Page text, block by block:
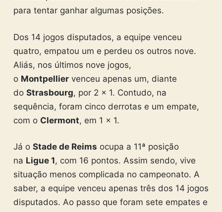
para tentar ganhar algumas posições.
Dos 14 jogos disputados, a equipe venceu
quatro, empatou um e perdeu os outros nove.
Aliás, nos últimos nove jogos,
o Montpelliervenceu apenas um, diante
do Strasbourg, por 2 x 1. Contudo, na
sequência, foram cinco derrotas e um empate,
com o Clermont, em 1 x 1.
Já o Stade de Reims ocupa a 11ª posição
na Ligue 1, com 16 pontos. Assim sendo, vive
situação menos complicada no campeonato. A
saber, a equipe venceu apenas três dos 14 jogos
disputados. Ao passo que foram sete empates e